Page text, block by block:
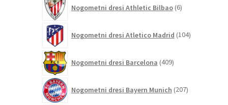
Nogometni dresi Athletic Bilbao 6izdelkov
Nogometni dresi Atletico Madrid 104izdelki
Nogometni dresi Barcelona 409izdelkov
Nogometni dresi Bayern Munich 207izdelkov